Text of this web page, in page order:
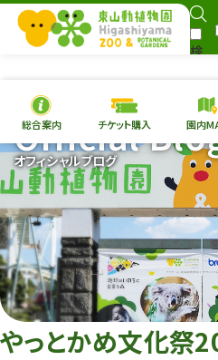
検
総合案内 チケット購入 園内
オフィシャルブログ
Official
やっとかめ文化